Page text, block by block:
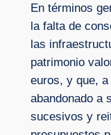
En términos
la falta de
las
patrimonio
euros, y que,
abandonado a
sucesivos y